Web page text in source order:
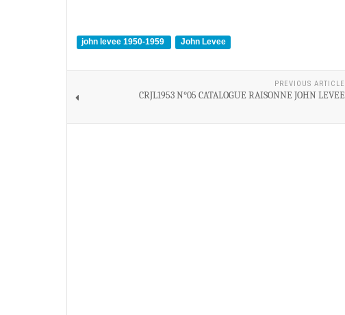
john levee 1950-1959 John Levee
PREVIOUS ARTICLE
CRJL1953 N°05 CATALOGUE RAISONNE JOHN LEVEE